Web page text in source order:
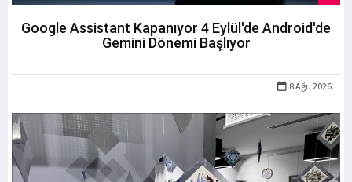
Google Assistant Kapanıyor 4 Eylül'de Android'de
Gemini Dönemi Başlıyor
8 Ağu 2026